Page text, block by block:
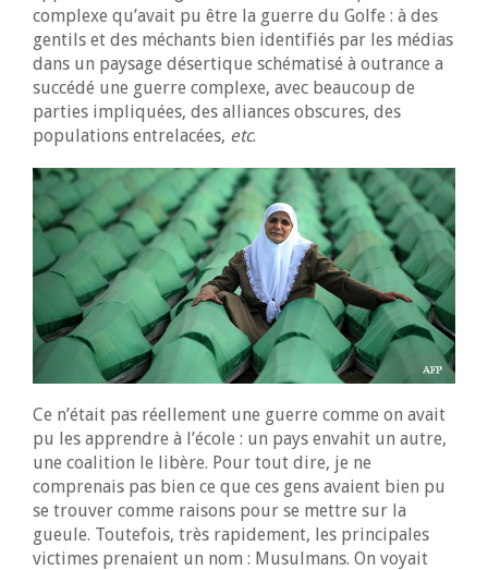
complexe qu’avait pu être la guerre du Golfe : à des
gentils et des méchants bien identifiés par les médias
dans un paysage désertique schématisé à outrance a
succédé une guerre complexe, avec beaucoup de
parties impliquées, des alliances obscures, des
populations entrelacées, etc.
Ce n’était pas réellement une guerre comme on avait
pu les apprendre à l’école : un pays envahit un autre,
une coalition le libère. Pour tout dire, je ne
comprenais pas bien ce que ces gens avaient bien pu
se trouver comme raisons pour se mettre sur la
gueule. Toutefois, très rapidement, les principales
victimes prenaient un nom : Musulmans. On voyait